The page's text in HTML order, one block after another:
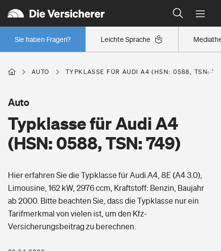
Leichte Sprache
Sie haben Fragen?
Wer versichert was: Jetzt Versicherer finden
Regionalklassen: So ist Ihre Region eingestuft
Wer versichert was: Jetzt Versicherer finden
Berufsunfähigkeitsversicherung
Erwerbsunfähigkeitsversicherung
Grundfähigkeitsversicherung
Arbeitsrechtsschutz
Berufshaftpflichtversicherung
Wohnen
Freizeit
Pri­vate Haft­pflicht­
Gesundheit
AUTO TYPKLASSE FÜR AUDI A4 (HSN: 0588, TSN:
Typklasse für Audi A4
(HSN: 0588, TSN: 749)
Auto
Hier erfahren Sie die Typklasse für Audi A4, 8E (A4 3.0),
Limousine, 162 kW, 2976 ccm, Kraftstoff: Benzin, Baujahr
ab 2000. Bitte beachten Sie, dass die Typklasse nur ein
Tarifmerkmal von vielen ist, um den Kfz-
Versicherungsbeitrag zu berechnen.